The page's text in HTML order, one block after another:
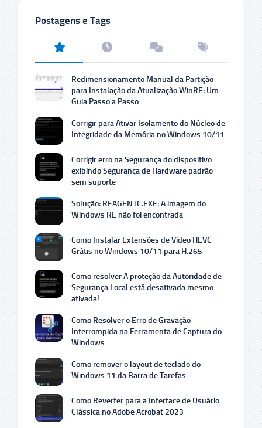
Postagens e Tags
Redimensionamento Manual da Partição
para Instalação da Atualização WinRE: Um
Guia Passo a Passo
Corrigir para Ativar Isolamento do Núcleo de
Integridade da Memória no Windows 10/11
Corrigir erro na Segurança do dispositivo
exibindo Segurança de Hardware padrão
sem suporte
Solução: REAGENTC.EXE: A imagem do
Windows RE não foi encontrada
Como Instalar Extensões de Vídeo HEVC
Grátis no Windows 10/11 para H.265
Como resolver A proteção da Autoridade de
Segurança Local está desativada mesmo
ativada!
Como Resolver o Erro de Gravação
Interrompida na Ferramenta de Captura do
Windows
Como remover o layout de teclado do
Windows 11 da Barra de Tarefas
Como Reverter para a Interface de Usuário
Clássica no Adobe Acrobat 2023